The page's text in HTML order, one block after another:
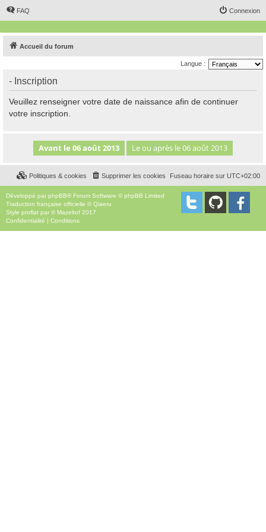
FAQ Connexion
Accueil du forum
Langue :
- Inscription
Veuillez renseigner votre date de naissance afin de continuer
votre inscription.
Fuseau horaire sur UTC+02:00
Supprimer les cookies
Politiques & cookies
Développé par phpBB® Forum Software © phpBB Limited
Traduction française officielle ©Qiaeru
Style proflat par © Mazeltof 2017
Confidentialité
Conditions